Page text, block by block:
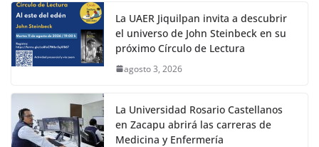
La UAER Jiquilpan invita a descubrir
el universo de John Steinbeck en su
próximo Círculo de Lectura
agosto 3, 2026
La Universidad Rosario Castellanos
en Zacapu abrirá las carreras de
Medicina y Enfermería